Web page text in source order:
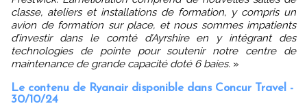
classe, ateliers et installations de formation, y compris un
avion de formation sur place, et nous sommes impatients
d’investir dans le comté d’Ayrshire en y intégrant des
technologies de pointe pour soutenir notre centre de
maintenance de grande capacité doté 6 baies. »
Le contenu de Ryanair disponible dans Concur Travel -
30/10/24